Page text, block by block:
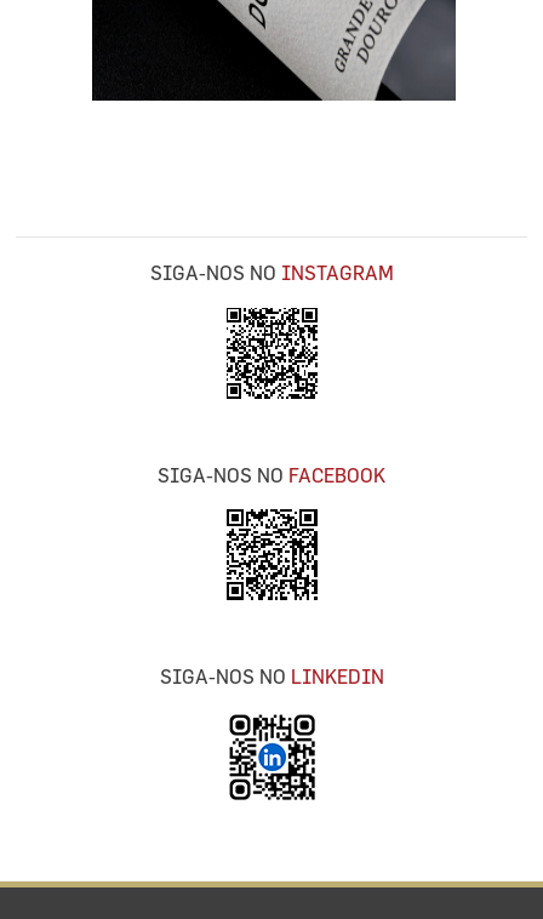
SIGA-NOS NO INSTAGRAM
SIGA-NOS NO FACEBOOK
SIGA-NOS NO LINKEDIN